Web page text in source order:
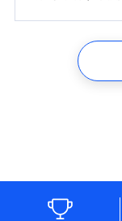
ユーザー登録受
しくは委託を受
関する情報を提
た維持管理等の
情報を取引のある
るために利用さ
各種セミナーの開